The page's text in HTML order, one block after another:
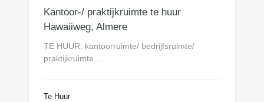
Kantoor-/ praktijkruimte te huur
Hawaiiweg, Almere
TE HUUR: kantoorruimte/ bedrijfsruimte/
praktijkruimte…
Te Huur